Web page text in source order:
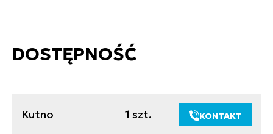
DOSTĘPNOŚĆ
Kutno 1 szt. KONTAKT